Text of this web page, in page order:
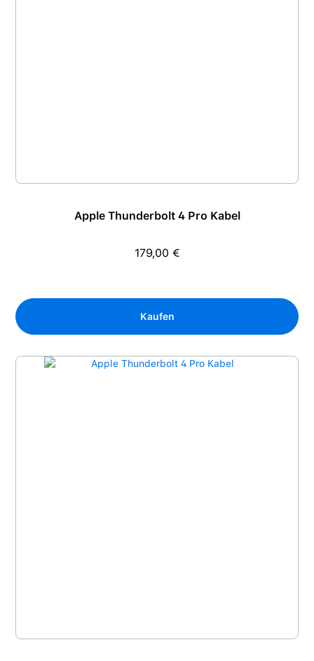
Apple Thunderbolt 4 Pro Kabel
Regulärer Preis:
179,00 €
Kaufen